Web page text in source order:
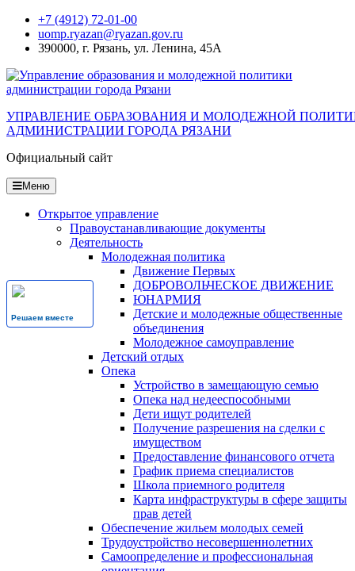
Перейти
содержанию
+7 (4912) 72-01-00
uomp.ryazan@ryazan.gov.ru
390000, г. Рязань, ул. Ленина, 45А
Решаем вместе
УПРАВЛЕНИЕ ОБРАЗОВАНИЯ И МОЛОДЕЖНОЙ
АДМИНИСТРАЦИИ ГОРОДА РЯЗАНИ
Официальный сайт
Меню
Открытое управление
Правоустанавливающие документы
Деятельность
Молодежная политика
Движение Первых
ДОБРОВОЛЬЧЕСКОЕ ДВИЖЕНИЕ
ЮНАРМИЯ
Детские и молодежные общественные
объединения
Молодежное самоуправление
Детский отдых
Опека
Устройство в замещающую семью
Опека над недееспособными
Дети ищут родителей
Получение разрешения на сделки с
имуществом
Предоставление финансового отчета
График приема специалистов
Школа приемного родителя
Карта инфраструктуры в сфере защиты
прав детей
Обеспечение жильем молодых семей
Трудоустройство несовершеннолетних
Самоопределение и профессиональная